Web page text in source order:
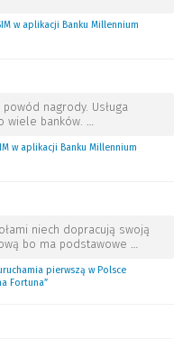
w aplikacji Banku Millennium
powód nagrody. Usługa
wiele banków. …
w aplikacji Banku Millennium
niech dopracują swoją
bo ma podstawowe …
pierwszą w Polsce
Fortuna”